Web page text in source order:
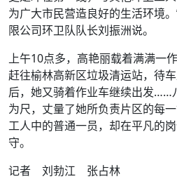
为广大市民营造良好的生活环境
限公司环卫队队长刘振洲说。
上午10点多，高艳丽载着满满一
赶往榆林高新区垃圾清运站，待
后，她又骑着作业车继续出发……
为尺，丈量了她所负责片区的每
工人中的普通一员，却在平凡的
守。
记者 刘勃江 张占林